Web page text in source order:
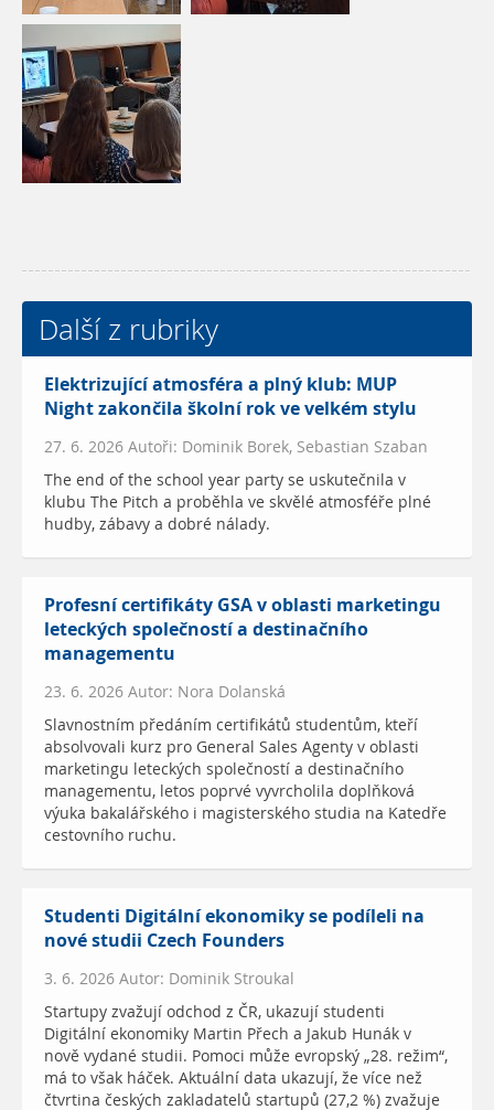
Další z rubriky
Elektrizující atmosféra a plný klub: MUP
Night zakončila školní rok ve velkém stylu
27. 6. 2026 Autoři: Dominik Borek, Sebastian Szaban
The end of the school year party se uskutečnila v
klubu The Pitch a proběhla ve skvělé atmosféře plné
hudby, zábavy a dobré nálady.
Profesní certifikáty GSA v oblasti marketingu
leteckých společností a destinačního
managementu
23. 6. 2026 Autor: Nora Dolanská
Slavnostním předáním certifikátů studentům, kteří
absolvovali kurz pro General Sales Agenty v oblasti
marketingu leteckých společností a destinačního
managementu, letos poprvé vyvrcholila doplňková
výuka bakalářského i magisterského studia na Katedře
cestovního ruchu.
Studenti Digitální ekonomiky se podíleli na
nové studii Czech Founders
3. 6. 2026 Autor: Dominik Stroukal
Startupy zvažují odchod z ČR, ukazují studenti
Digitální ekonomiky Martin Přech a Jakub Hunák v
nově vydané studii. Pomoci může evropský „28. režim“,
má to však háček. Aktuální data ukazují, že více než
čtvrtina českých zakladatelů startupů (27,2 %) zvažuje